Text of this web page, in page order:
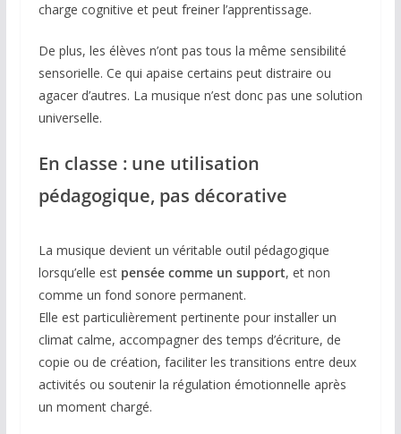
charge cognitive et peut freiner l’apprentissage.
De plus, les élèves n’ont pas tous la même sensibilité
sensorielle. Ce qui apaise certains peut distraire ou
agacer d’autres. La musique n’est donc pas une solution
universelle.
En classe : une utilisation
pédagogique, pas décorative
La musique devient un véritable outil pédagogique
lorsqu’elle est pensée comme un support, et non
comme un fond sonore permanent.
Elle est particulièrement pertinente pour installer un
climat calme, accompagner des temps d’écriture, de
copie ou de création, faciliter les transitions entre deux
activités ou soutenir la régulation émotionnelle après
un moment chargé.